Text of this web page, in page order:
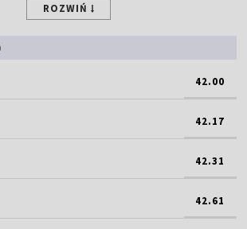
ROZWIŃ
42.00
42.17
42.31
42.61